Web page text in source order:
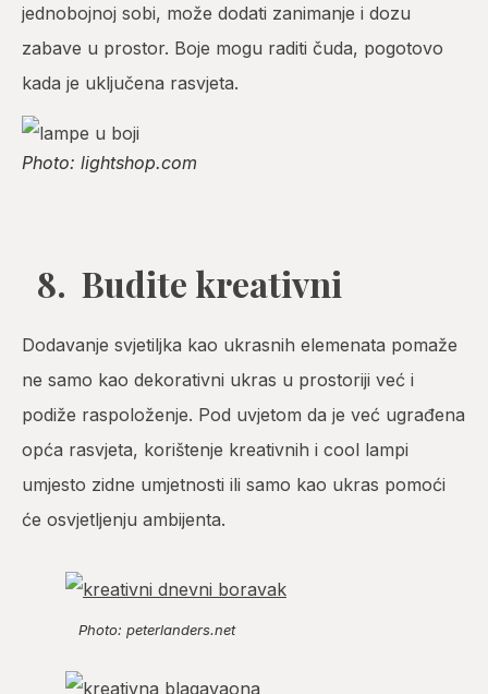
jednobojnoj sobi, može dodati zanimanje i dozu
zabave u prostor. Boje mogu raditi čuda, pogotovo
kada je uključena rasvjeta.
Photo: lightshop.com
8. Budite kreativni
Dodavanje svjetiljka kao ukrasnih elemenata pomaže
ne samo kao dekorativni ukras u prostoriji već i
podiže raspoloženje. Pod uvjetom da je već ugrađena
opća rasvjeta, korištenje kreativnih i cool lampi
umjesto zidne umjetnosti ili samo kao ukras pomoći
će osvjetljenju ambijenta.
Photo: peterlanders.net